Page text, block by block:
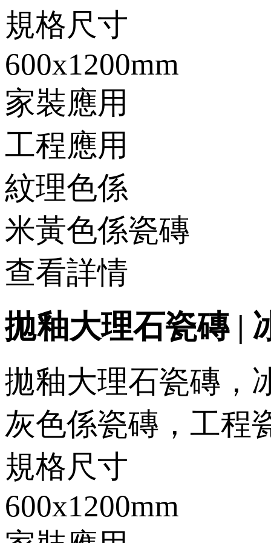
規格尺寸
600x1200mm
家裝應用
工程應用
紋理色係
米黃色係瓷磚
查看詳情
拋釉大理石瓷磚 |
拋釉大理石瓷磚
灰色係瓷磚，工程
規格尺寸
600x1200mm